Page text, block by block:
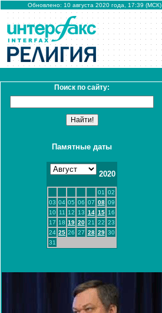
Обновлено: 10 августа 2020 года, 17:39 (МСК)
Поиск по сайту:
Памятные даты
2020
01
02
03 04 05 06 07 08 09
10
11 12 13 14 15 16
17 18 19 20 21 22 23
24 25 26 27 28 29 30
31